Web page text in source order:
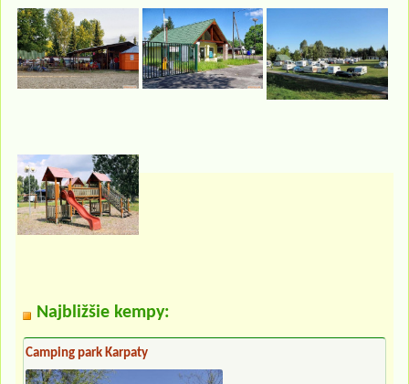
Najbližšie kempy:
Camping park Karpaty